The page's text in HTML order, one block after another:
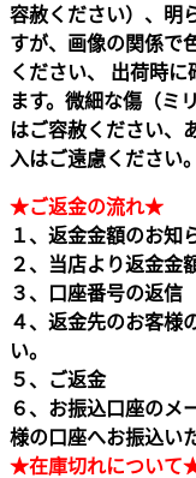
容赦ください）、明
すが、画像の関係で
ください、 出荷時
ます。微細な傷（ミ
はご容赦ください、
入はご遠慮ください。
★ご返金の流れ★
１、返金金額のお知
２、当店より返金金
３、口座番号の返信
４、返金先のお客様
い。
５、ご返金
６、お振込口座のメ
様の口座へお振込い
★在庫切れについて